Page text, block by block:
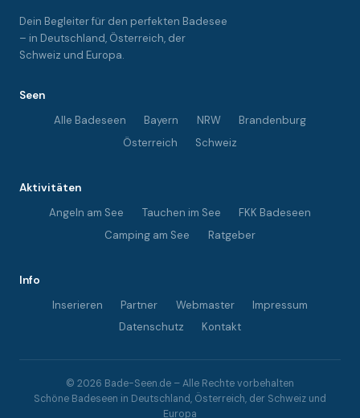
Dein Begleiter für den perfekten Badesee
– in Deutschland, Österreich, der
Schweiz und Europa.
Seen
Alle Badeseen
Bayern NRW
Brandenburg
Österreich
Schweiz
Aktivitäten
Angeln am See
Tauchen im See
FKK Badeseen
Camping am See
Ratgeber
Info
Inserieren
Partner Webmaster
Impressum
Datenschutz
Kontakt
© 2026 Bade-Seen.de – Alle Rechte vorbehalten
Schöne Badeseen in Deutschland, Österreich, der Schweiz und
Europa